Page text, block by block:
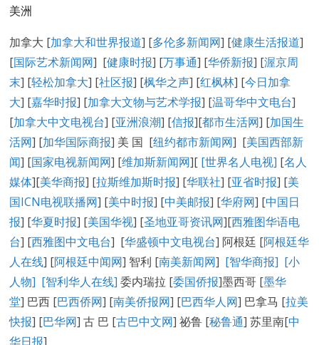
美洲
加拿大 [加拿大和世界报道] [多伦多新闻网] [健康生活报道]
[国际艺术新闻网] [健康时报] [万事通] [华侨新报] [渥京周
末] [轻松加拿大] [社区报] [枫华之声] [红枫林] [今日加拿
大] [嘉华时报] [加拿大文物与艺术学报] [温哥华中文电台]
[加拿大中文电视台] [亚洲浪潮] [信报][都市生活网] [加国生
活网] [加华国际商报] 美 国 [纽约都市新闻网] [美国西部新
闻] [国家电视新闻网] [维加斯新闻网][ [世界名人电视] [名人
媒体][美华商报] [拉斯维加斯时报] [华联社] [亚省时报] [美
国ICN电视联播网] [美中时报] [中美邮报] [华府网] [中国日
报] [华夏时报] [美国华视] [圣地亚哥资讯网][西雅图华语电
台] [西雅图中文电台] [华盛顿中文电视台] 阿根廷 [阿根廷华
人在线] [阿根廷中闻网] 智利 [南美新闻网] [智华商报] [小
人物] [智利华人在线] 委内瑞拉 [委国侨报]墨西哥 [墨华
堂] 巴西 [巴西侨网] [南美侨报网] [巴西华人网] 巴拿马 [拉美
快报] [巴华网] 古 巴 [古巴中文网] 祕鲁 [秘鲁通] 苏里南[中
华日报]